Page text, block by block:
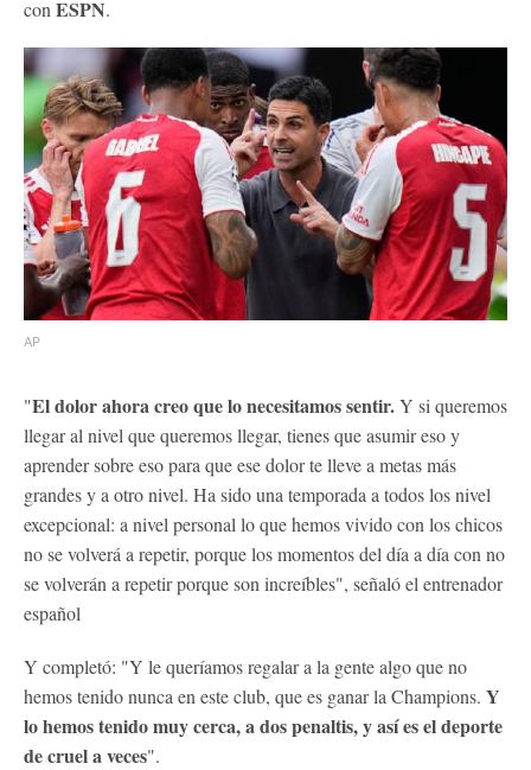
con ESPN.
AP
"El dolor ahora creo que lo necesitamos sentir.Y si queremos
llegar al nivel que queremos llegar, tienes que asumir eso y
aprender sobre eso para que ese dolor te lleve a metas más
grandes y a otro nivel. Ha sido una temporada a todos los nivel
excepcional: a nivel personal lo que hemos vivido con los chicos
no se volverá a repetir, porque los momentos del día a día con no
se volverán a repetir porque son increíbles", señaló el entrenador
español
Y completó: "Y le queríamos regalar a la gente algo que no
hemos tenido nunca en este club, que es ganar la Champions. Y
lo hemos tenido muy cerca, a dos penaltis, y así es el deporte
de cruel a veces".